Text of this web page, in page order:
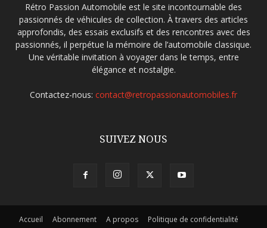
Rétro Passion Automobile est le site incontournable des
passionnés de véhicules de collection. À travers des articles
approfondis, des essais exclusifs et des rencontres avec des
passionnés, il perpétue la mémoire de l’automobile classique.
Une véritable invitation à voyager dans le temps, entre
élégance et nostalgie.
Contactez-nous: contact@retropassionautomobiles.fr
SUIVEZ NOUS
Accueil Abonnement A propos
Politique de confidentialité